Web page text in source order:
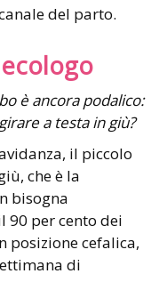
del parto.
è ancora podalico:
a testa in giù?
il piccolo
che è la
bisogna
90 per cento dei
posizione cefalica,
di